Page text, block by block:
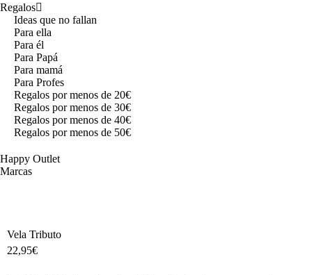
Regalos
Ideas que no fallan
Para ella
Para él
Para Papá
Para mamá
Para Profes
Regalos por menos de 20€
Regalos por menos de 30€
Regalos por menos de 40€
Regalos por menos de 50€
Happy Outlet
Marcas
Vela Tributo
22,95€